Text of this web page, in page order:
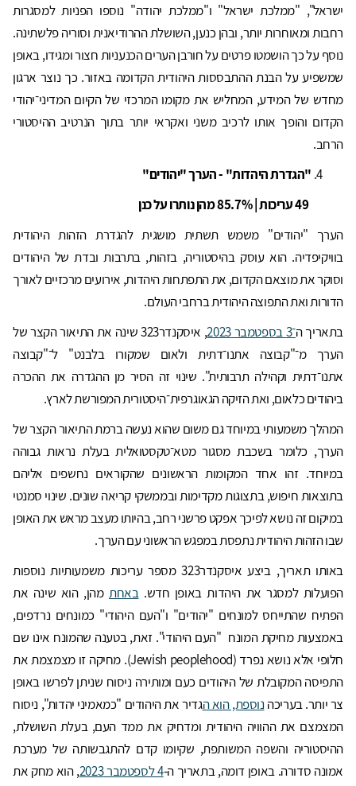
ישראל", "ממלכת ישראל" ו"ממלכת יהודה" נוספו הפניות למסגרות
רחבות ומאוחרות יותר, ובהן כנען, השושלת ההרודיאנית וסוריה פלשתינה.
נוסף על כך הושמטו פרטים על חורבן הערים הכנעניות חצור ומגידו, באופן
שמשפיע על הבנת ההתבססות היהודית הקדומה באזור. כך נוצר ארגון
מחדש של המידע, המחליש את מקומו המרכזי של הקיום המדיני־יהודי
הקדום והופך אותו לרכיב משני ואקראי יותר בתוך הנרטיב ההיסטורי
הרחב.
"הגדרת היהדות" - הערך "יהודים"
49 עריכות | 85.7% מהן נותרו על כנן
הערך "יהודים" משמש תשתית מושגית להגדרת הזהות היהודית
בוויקיפדיה. הוא עוסק בהיסטוריה, בזהות, בתרבות ובדת של היהודים
וסוקר את מוצאם הקדום, את התפתחות היהדות, אירועים מרכזיים לאורך
הדורות ואת התפוצה היהודית ברחבי העולם.
בתאריך ה־3 בספטמבר 2023
, איסקנדר323 שינה את התיאור הקצר של
הערך מ־"קבוצה אתנו־דתית ולאום שמקורו בלבנט" ל־"קבוצה
אתנו־דתית וקהילה תרבותית". שינוי זה הסיר מן ההגדרה את ההכרה
ביהודים כלאום, ואת הזיקה הגאוגרפית־היסטורית המפורשת לארץ.
המהלך משמעותי במיוחד גם משום שהוא נעשה ברמת התיאור הקצר של
הערך, כלומר בשכבת מסגור מטא־טקסטואלית בעלת נראות גבוהה
במיוחד. זהו אחד המקומות הראשונים שהקוראים נחשפים אליהם
בתוצאות חיפוש, בתצוגות מקדימות ובממשקי קריאה שונים. שינוי סמנטי
במיקום זה נושא לפיכך אפקט פרשני רחב, בהיותו מעצב מראש את האופן
שבו הזהות היהודית נתפסת במפגש הראשוני עם הערך.
באותו תאריך, ביצע איסקנדר323 מספר עריכות משמעותיות נוספות
הפועלות למסגר את היהדות באופן חדש.באחת מהן, הוא שינה את
הפתיח שהתייחס למונחים "יהודים" ו"העם היהודי" כמונחים נרדפים,
באמצעות מחיקת המונח "העם היהודי". זאת, בטענה שהמונח אינו שם
חלופי אלא נושא נפרד (Jewish peoplehood). מחיקה זו מצמצמת את
התפיסה המקובלת של היהודים כעם ומותירה ניסוח שניתן לפרשו באופן
צר יותר. בעריכה נוספת, הוא הגדיר את היהודים "כמאמיני יהדות", ניסוח
המצמצם את ההוויה היהודית ומדחיק את ממד העם, בעלת השושלת,
ההיסטוריה והשפה המשותפת, שקיומו קדם להתגבשותה של מערכת
אמונה סדורה. באופן דומה, בתאריך ה-4 לספטמבר 2023
, הוא מחק את